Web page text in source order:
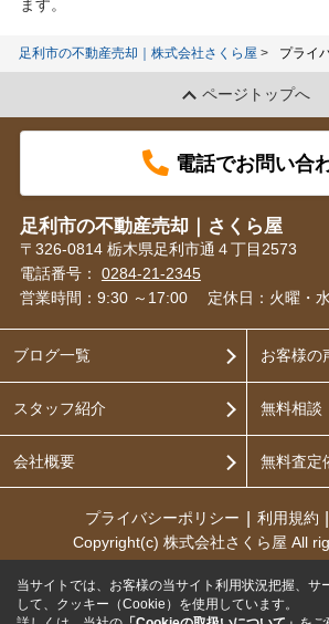
ます。
足利市の不動産売却｜株式会社さくら屋 プライ
ページトップへ
電話でお問い合
足利市の不動産売却｜さくら屋
〒326-0814 栃木県足利市通４丁目2573
電話番号： 0284-21-2345
営業時間：9:30 ～17:00
定休日：火曜・
ブログ一覧
スタッフ紹介
会社概要
お客様の
無料相談
無料査定
プライバシーポリシー 利用規約
Copyright(c) 株式会社さくら屋 All
当サイトでは、お客様の当サイト利用状況把握、サ
して、クッキー（Cookie）を使用しています。